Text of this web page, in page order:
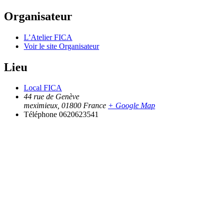
Organisateur
L’Atelier FICA
Voir le site Organisateur
Lieu
Local FICA
44 rue de Genève
meximieux, 01800 France + Google Map
Téléphone 0620623541